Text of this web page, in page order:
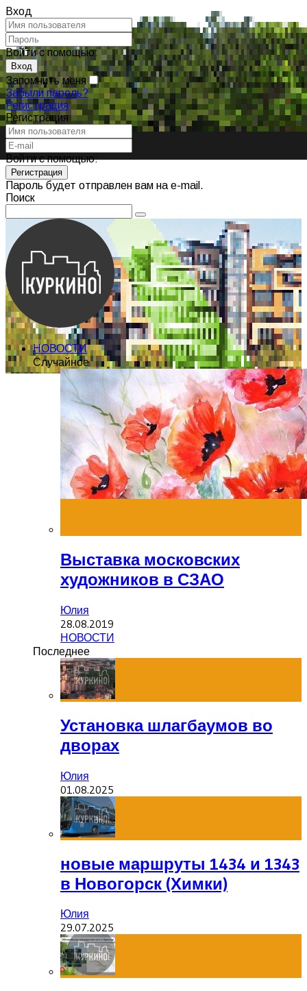
Вход
Войти с помощью:
Запомнить меня
Забыли пароль?
Регистрация
Регистрация
Войти с помощью:
Пароль будет отправлен вам на e-mail.
Поиск
НОВОСТИ
Случайное
Выставка московских
художников в СЗАО
Юлия
28.08.2019
НОВОСТИ
Последнее
Установка шлагбаумов во
дворах
Юлия
01.08.2025
новые маршруты 1434 и 1343
в Новогорск (Химки)
Юлия
29.07.2025